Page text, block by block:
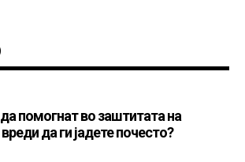
помогнат во заштитата на
да ги јадете почесто?